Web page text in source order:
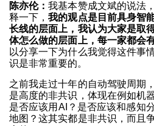
陈亦伦：我基本赞成文斌的说法
释一下，我的观点是目前具身智
长线的层面上，我认为大家是取
体怎么做的层面上，每一家都会
以分享一下为什么我觉得这件事
识是非常重要的。
之前我走过十年的自动驾驶周期
是高度的非共识，体现在例如机
是否应该用AI？是否应该和感知
地图？这其实都是非共识，而且